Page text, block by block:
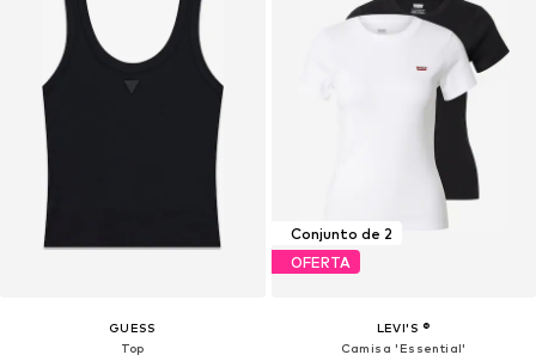
GUESS
Top
Conjunto de 2
OFERTA
LEVI'S ®
Camisa 'Essential'